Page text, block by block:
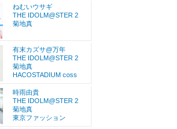
ねむいウサギ
THE IDOLM@STER 2
菊地真
有末カズサ@万年
THE IDOLM@STER 2
菊地真
HACOSTADIUM coss
時雨由貴
THE IDOLM@STER 2
菊地真
東京ファッション